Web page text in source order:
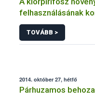
felhasználásának
TOVÁBB >
2014. október 27, hétfő
Párhuzamos